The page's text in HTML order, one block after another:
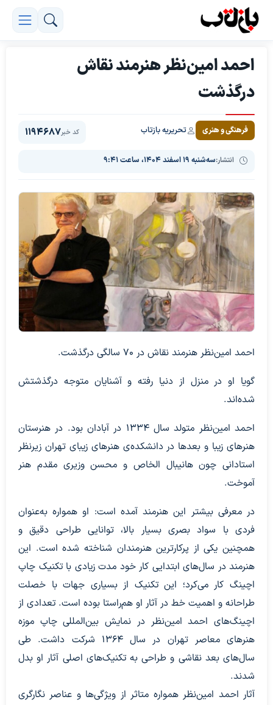
احمد امین‌نظر هنرمند نقاش
درگذشت
فرهنگی و هنری تحریریه بازتاب
انتشار:سه‌شنبه ۱۹ اسفند ۱۴۰۴، ساعت ۹:۴۱
کد خبر1194687
احمد امین‌نظر هنرمند نقاش در ۷۰ سالگی درگذشت.
گویا او در منزل از دنیا رفته و آشنایان متوجه درگذشتش
شده‌اند.
احمد امین‌نظر متولد سال ۱۳۳۴ در آبادان بود. در هنرستان
هنرهای زیبا و بعدها در دانشکده‌ی هنرهای زیبای تهران زیرنظر
استادانی چون هانیبال الخاص و محسن وزیری مقدم هنر
آموخت.
در معرفی بیشتر این هنرمند آمده است: او همواره به‌عنوان
فردی با سواد بصری بسیار بالا، توانایی طراحی دقیق و
همچنین یکی از پرکارترین هنرمندان شناخته شده است. این
هنرمند در سال‌های ابتدایی کار خود مدت زیادی با تکنیک چاپ
اچینگ کار می‌کرد؛ این تکنیک از بسیاری جهات با خصلت
طراحانه و اهمیت خط در آثار او هم‌راستا بوده است. تعدادی از
اچینگ‌های احمد امین‌نظر در نمایش بین‌المللی چاپ موزه
هنرهای معاصر تهران در سال ۱۳۶۴ شرکت داشت. طی
سال‌های بعد نقاشی و طراحی به تکنیک‌های اصلی آثار او بدل
شدند.
آثار احمد امین‌نظر همواره متاثر از ویژگی‌ها و عناصر نگارگری